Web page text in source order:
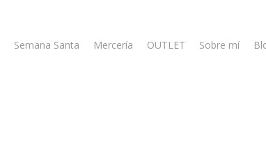
Semana Santa Mercería OUTLET Sobre mí